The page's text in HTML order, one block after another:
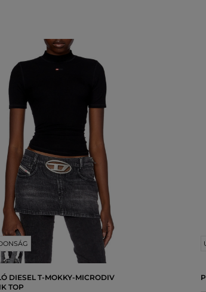
DIESEL T-MOKKY-MICRODIV
TOP